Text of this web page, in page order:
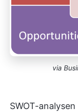
via
SWOT-